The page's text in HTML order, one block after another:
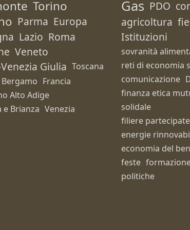
Torino
Parma Europa
Lazio Roma
Veneto
Giulia Toscana
Bergamo Francia
Alto Adige
e Brianza Venezia
Gas PDO
agricoltura
Istituzioni
sovranità
reti di economia
comunicazione
finanza etica
solidale
filiere partecipate
energie
economia del
feste
politiche